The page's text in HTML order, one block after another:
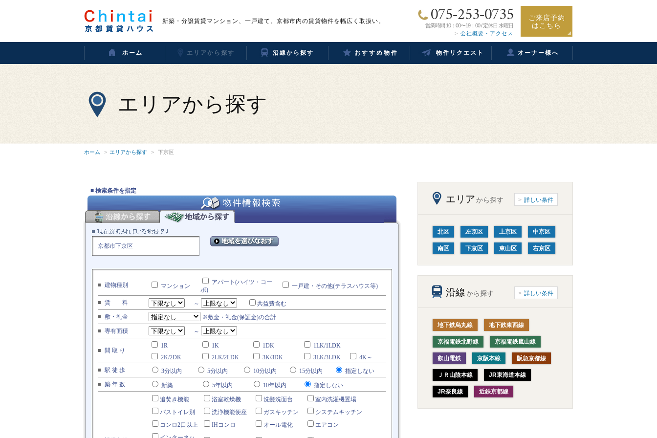
新築・分譲賃貸マンション、一戸建て。京都市内の賃貸物件を幅広く取扱い。 075-253-0735
営業時間 10：00〜19：00 / 定休日 水曜日
会社概要・アクセス
ご来店予約
はこちら
ホーム エリアから探す 沿線から探す おすすめ物件 物件リクエスト オーナー様へ
エリアから探す
ホーム エリアから探す 下京区
エリアから探す 詳しい条件
北区 左京区 上京区 中京区
南区 下京区 東山区 右京区
沿線 から探す 詳しい条件
地下鉄烏丸線 地下鉄東西線
京福電鉄北野線 京福電鉄嵐山線
叡山電鉄 京阪本線 阪急京都線
ＪＲ山陰本線 JR東海道本線
JR奈良線 近鉄京都線